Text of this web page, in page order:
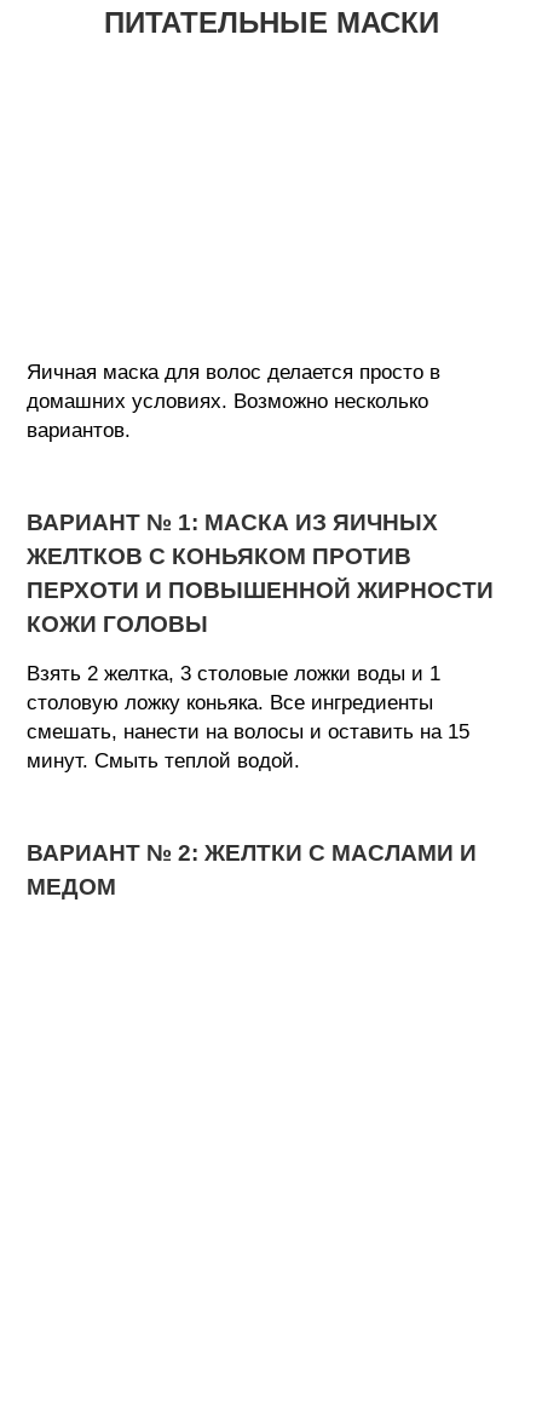
ПИТАТЕЛЬНЫЕ МАСКИ
Яичная маска для волос делается просто в
домашних условиях. Возможно несколько
вариантов.
ВАРИАНТ № 1: МАСКА ИЗ ЯИЧНЫХ
ЖЕЛТКОВ С КОНЬЯКОМ ПРОТИВ
ПЕРХОТИ И ПОВЫШЕННОЙ ЖИРНОСТИ
КОЖИ ГОЛОВЫ
Взять 2 желтка, 3 столовые ложки воды и 1
столовую ложку коньяка. Все ингредиенты
смешать, нанести на волосы и оставить на 15
минут. Смыть теплой водой.
ВАРИАНТ № 2: ЖЕЛТКИ С МАСЛАМИ И
МЕДОМ